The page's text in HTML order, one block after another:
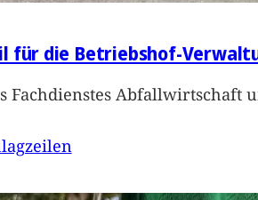
für die Betriebshof-
Fachdienstes Abfallwirtschaft